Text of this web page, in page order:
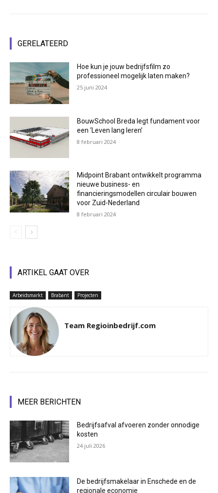
GERELATEERD
Hoe kun je jouw bedrijfsfilm zo
professioneel mogelijk laten maken?
25 juni 2024
BouwSchool Breda legt fundament voor
een ‘Leven lang leren’
8 februari 2024
Midpoint Brabant ontwikkelt programma
nieuwe business- en
financieringsmodellen circulair bouwen
voor Zuid-Nederland
8 februari 2024
ARTIKEL GAAT OVER
Arbeidsmarkt Brabant Projecten
Team Regioinbedrijf.com
MEER BERICHTEN
Bedrijfsafval afvoeren zonder onnodige
kosten
24 juli 2026
De bedrijfsmakelaar in Enschede en de
regionale economie